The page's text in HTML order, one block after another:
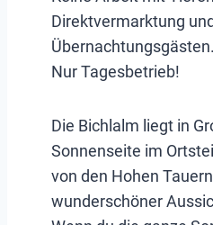
Direktvermarktung
Übernachtungsgästen.
Nur Tagesbetrieb!
Die Bichlalm liegt in
Sonnenseite im
von den Hohen
wunderschöner